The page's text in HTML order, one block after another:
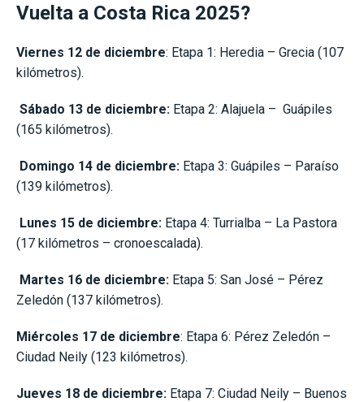
Vuelta a Costa Rica 2025?
Viernes 12 de diciembre: Etapa 1: Heredia – Grecia (107
kilómetros).
Sábado 13 de diciembre: Etapa 2: Alajuela – Guápiles
(165 kilómetros).
Domingo 14 de diciembre: Etapa 3: Guápiles – Paraíso
(139 kilómetros).
Lunes 15 de diciembre: Etapa 4: Turrialba – La Pastora
(17 kilómetros – cronoescalada).
Martes 16 de diciembre: Etapa 5: San José – Pérez
Zeledón (137 kilómetros).
Miércoles 17 de diciembre: Etapa 6: Pérez Zeledón –
Ciudad Neily (123 kilómetros).
Jueves 18 de diciembre: Etapa 7: Ciudad Neily – Buenos